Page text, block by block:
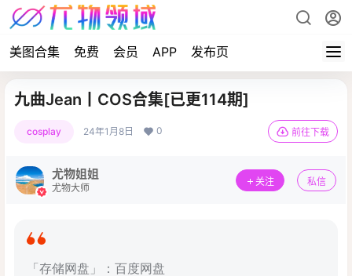
美图合集 免费 会员 APP 发布页
九曲Jean丨COS合集[已更114期]
cosplay 24年1月8日 0 前往下载
尤物姐姐
尤物大师
关注 私信
「存储网盘」：百度网盘